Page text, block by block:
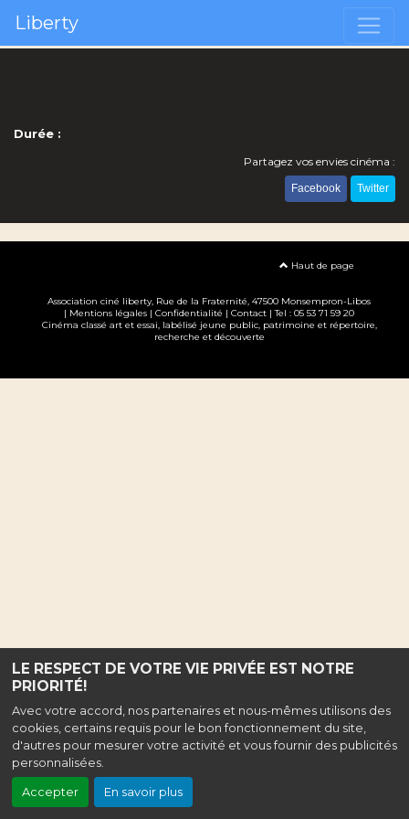
LE RESPECT DE VOTRE VIE PRIVÉE EST NOTRE
PRIORITÉ!
Avec votre accord, nos partenaires et nous-mêmes utilisons des
cookies, certains requis pour le bon fonctionnement du site,
d'autres pour mesurer votre activité et vous fournir des publicités
personnalisées.
Accepter En savoir plus
Liberty
Durée :
Partagez vos envies cinéma :
Facebook Twitter
Haut de page
Association ciné liberty, Rue de la Fraternité, 47500 Monsempron-Libos
| Mentions légales | Confidentialité | Contact | Tel : 05 53 71 59 20
Cinéma classé art et essai, labélisé jeune public, patrimoine et répertoire,
recherche et découverte